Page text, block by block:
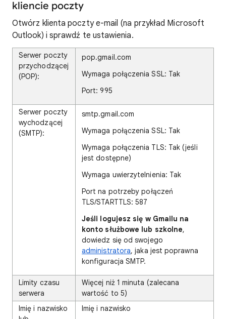
kliencie poczty
Otwórz klienta poczty e-mail (na przykład Microsoft
Outlook) i sprawdź te ustawienia.
Serwer poczty
przychodzącej
(POP):
pop.gmail.com
Wymaga połączenia SSL: Tak
Port: 995
Serwer poczty
wychodzącej
(SMTP):
smtp.gmail.com
Wymaga połączenia SSL: Tak
Wymaga połączenia TLS: Tak (jeśli
jest dostępne)
Wymaga uwierzytelnienia: Tak
Port na potrzeby połączeń
TLS/STARTTLS: 587
Jeśli logujesz się w Gmailu na
konto służbowe lub szkolne,
dowiedz się od swojego
administratora, jaka jest poprawna
konfiguracja SMTP.
Limity czasu
serwera
Więcej niż 1 minuta (zalecana
wartość to 5)
Imię i nazwisko
Imię i nazwisko